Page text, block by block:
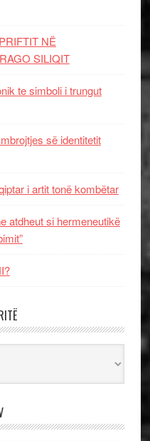
NË
SILIQIT
te simboli i trungut
së identitetit
i artit tonë kombëtar
atdheut si hermeneutikë